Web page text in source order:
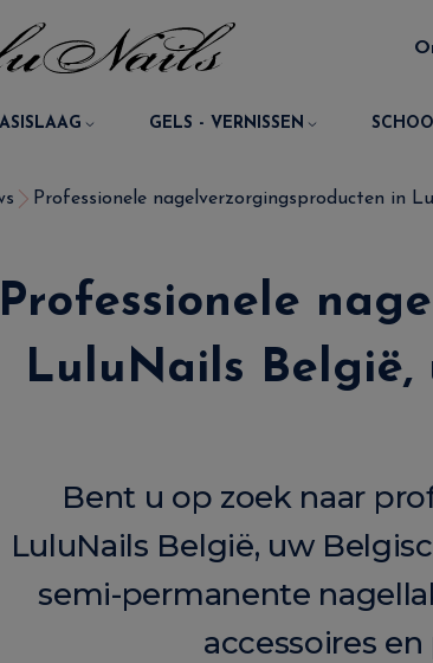
GELS - VERNISSEN
Professionele nagelverzorgingsproducten in
Professionele
LuluNails België,
Bent u op zoek naar
LuluNails België, uw
semi-permanente
accessoires